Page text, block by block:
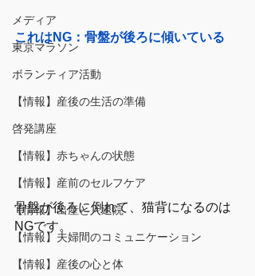
メディア
東京マラソン
ボランティア活動
【情報】産後の生活の準備
啓発講座
【情報】赤ちゃんの状態
【情報】産前のセルフケア
【情報】出産と入退院
【情報】夫婦間のコミュニケーション
【情報】産後の心と体
これはNG：骨盤が後ろに傾いている
骨盤が後ろに倒れて、猫背になるのは
NGです。